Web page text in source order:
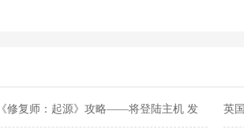
修复师：起源》攻略——将登陆主机 发 英